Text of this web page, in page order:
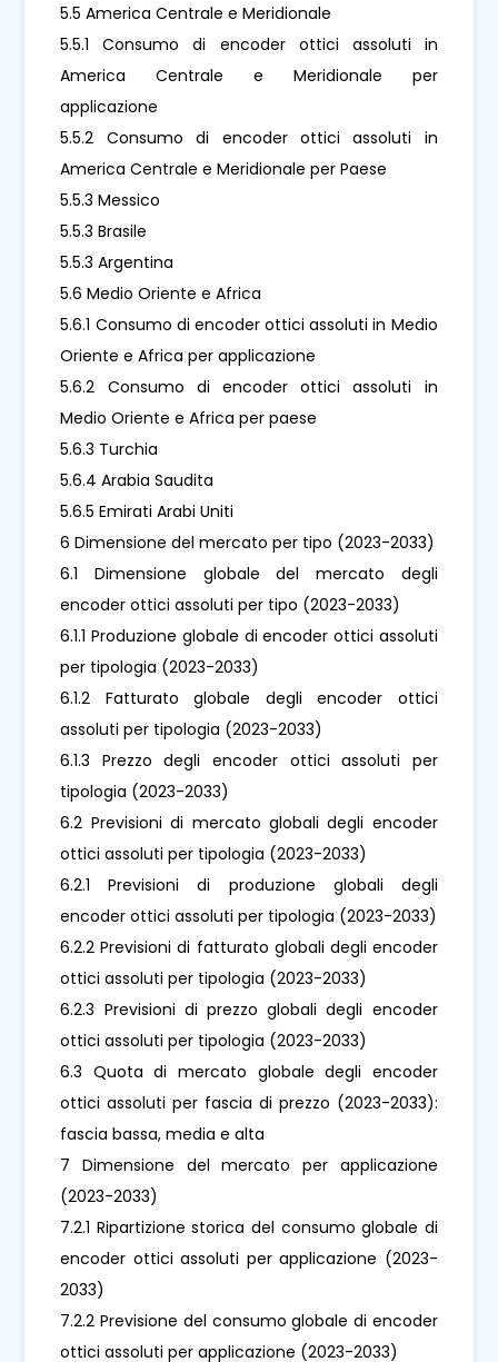
5.5 America Centrale e Meridionale
5.5.1 Consumo di encoder ottici assoluti in
America Centrale e Meridionale per
applicazione
5.5.2 Consumo di encoder ottici assoluti in
America Centrale e Meridionale per Paese
5.5.3 Messico
5.5.3 Brasile
5.5.3 Argentina
5.6 Medio Oriente e Africa
5.6.1 Consumo di encoder ottici assoluti in Medio
Oriente e Africa per applicazione
5.6.2 Consumo di encoder ottici assoluti in
Medio Oriente e Africa per paese
5.6.3 Turchia
5.6.4 Arabia Saudita
5.6.5 Emirati Arabi Uniti
6 Dimensione del mercato per tipo (2023-2033)
6.1 Dimensione globale del mercato degli
encoder ottici assoluti per tipo (2023-2033)
6.1.1 Produzione globale di encoder ottici assoluti
per tipologia (2023-2033)
6.1.2 Fatturato globale degli encoder ottici
assoluti per tipologia (2023-2033)
6.1.3 Prezzo degli encoder ottici assoluti per
tipologia (2023-2033)
6.2 Previsioni di mercato globali degli encoder
ottici assoluti per tipologia (2023-2033)
6.2.1 Previsioni di produzione globali degli
encoder ottici assoluti per tipologia (2023-2033)
6.2.2 Previsioni di fatturato globali degli encoder
ottici assoluti per tipologia (2023-2033)
6.2.3 Previsioni di prezzo globali degli encoder
ottici assoluti per tipologia (2023-2033)
6.3 Quota di mercato globale degli encoder
ottici assoluti per fascia di prezzo (2023-2033):
fascia bassa, media e alta
7 Dimensione del mercato per applicazione
(2023-2033)
7.2.1 Ripartizione storica del consumo globale di
encoder ottici assoluti per applicazione (2023-
2033)
7.2.2 Previsione del consumo globale di encoder
ottici assoluti per applicazione (2023-2033)